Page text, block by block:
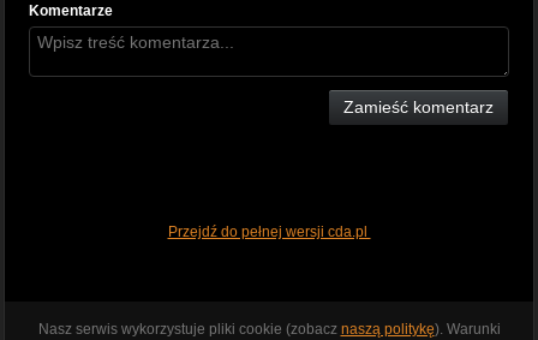
Komentarze
Zamieść komentarz
Przejdź do pełnej wersji cda.pl
Nasz serwis wykorzystuje pliki cookie (zobacz naszą politykę). Warunki